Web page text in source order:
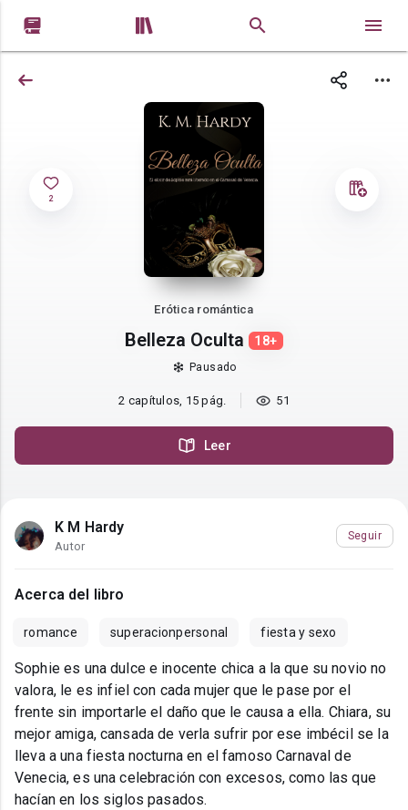
 
2
Erótica romántica
Belleza Oculta 18+
Pausado
2 capítulos, 15 pág. 51
Leer
K M Hardy
Autor
Seguir
Acerca del libro
romance superacionpersonal fiesta y sexo
Sophie es una dulce e inocente chica a la que su novio no
valora, le es infiel con cada mujer que le pase por el
frente sin importarle el daño que le causa a ella. Chiara, su
mejor amiga, cansada de verla sufrir por ese imbécil se la
lleva a una fiesta nocturna en el famoso Carnaval de
Venecia, es una celebración con excesos, como las que
hacían en los siglos pasados.